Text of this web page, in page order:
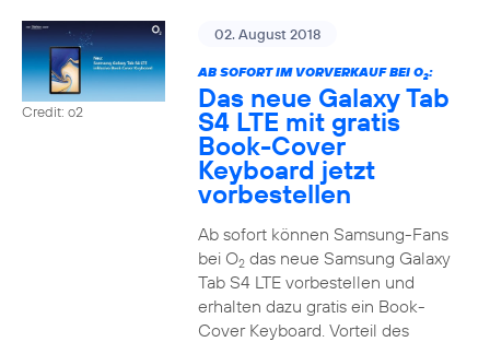
Credit: o2
02. August 2018
AB SOFORT IM VORVERKAUF BEI O2:
Das neue Galaxy Tab
S4 LTE mit gratis
Book-Cover
Keyboard jetzt
vorbestellen
Ab sofort können Samsung-Fans
bei O2das neue Samsung Galaxy
Tab S4 LTE vorbestellen und
erhalten dazu gratis ein Book-
Cover Keyboard. Vorteil des